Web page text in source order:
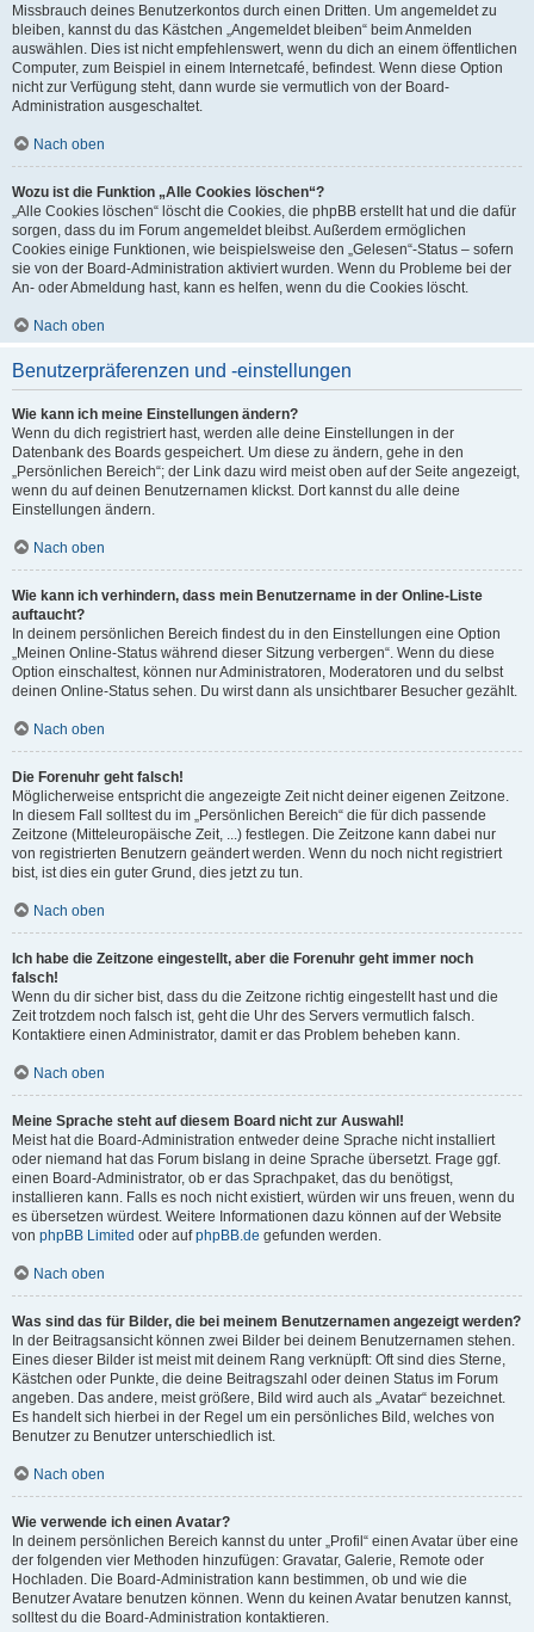
Missbrauch deines Benutzerkontos durch einen Dritten. Um angemeldet zu
bleiben, kannst du das Kästchen „Angemeldet bleiben“ beim Anmelden
auswählen. Dies ist nicht empfehlenswert, wenn du dich an einem öffentlichen
Computer, zum Beispiel in einem Internetcafé, befindest. Wenn diese Option
nicht zur Verfügung steht, dann wurde sie vermutlich von der Board-
Administration ausgeschaltet.
Nach oben
Wozu ist die Funktion „Alle Cookies löschen“?
„Alle Cookies löschen“ löscht die Cookies, die phpBB erstellt hat und die dafür
sorgen, dass du im Forum angemeldet bleibst. Außerdem ermöglichen
Cookies einige Funktionen, wie beispielsweise den „Gelesen“-Status – sofern
sie von der Board-Administration aktiviert wurden. Wenn du Probleme bei der
An- oder Abmeldung hast, kann es helfen, wenn du die Cookies löscht.
Nach oben
Benutzerpräferenzen und -einstellungen
Wie kann ich meine Einstellungen ändern?
Wenn du dich registriert hast, werden alle deine Einstellungen in der
Datenbank des Boards gespeichert. Um diese zu ändern, gehe in den
„Persönlichen Bereich“; der Link dazu wird meist oben auf der Seite angezeigt,
wenn du auf deinen Benutzernamen klickst. Dort kannst du alle deine
Einstellungen ändern.
Nach oben
Wie kann ich verhindern, dass mein Benutzername in der Online-Liste
auftaucht?
In deinem persönlichen Bereich findest du in den Einstellungen eine Option
„Meinen Online-Status während dieser Sitzung verbergen“. Wenn du diese
Option einschaltest, können nur Administratoren, Moderatoren und du selbst
deinen Online-Status sehen. Du wirst dann als unsichtbarer Besucher gezählt.
Nach oben
Die Forenuhr geht falsch!
Möglicherweise entspricht die angezeigte Zeit nicht deiner eigenen Zeitzone.
In diesem Fall solltest du im „Persönlichen Bereich“ die für dich passende
Zeitzone (Mitteleuropäische Zeit, ...) festlegen. Die Zeitzone kann dabei nur
von registrierten Benutzern geändert werden. Wenn du noch nicht registriert
bist, ist dies ein guter Grund, dies jetzt zu tun.
Nach oben
Ich habe die Zeitzone eingestellt, aber die Forenuhr geht immer noch
falsch!
Wenn du dir sicher bist, dass du die Zeitzone richtig eingestellt hast und die
Zeit trotzdem noch falsch ist, geht die Uhr des Servers vermutlich falsch.
Kontaktiere einen Administrator, damit er das Problem beheben kann.
Nach oben
Meine Sprache steht auf diesem Board nicht zur Auswahl!
Meist hat die Board-Administration entweder deine Sprache nicht installiert
oder niemand hat das Forum bislang in deine Sprache übersetzt. Frage ggf.
einen Board-Administrator, ob er das Sprachpaket, das du benötigst,
installieren kann. Falls es noch nicht existiert, würden wir uns freuen, wenn du
es übersetzen würdest. Weitere Informationen dazu können auf der Website
von phpBB Limited oder aufphpBB.de gefunden werden.
Nach oben
Was sind das für Bilder, die bei meinem Benutzernamen angezeigt werden?
In der Beitragsansicht können zwei Bilder bei deinem Benutzernamen stehen.
Eines dieser Bilder ist meist mit deinem Rang verknüpft: Oft sind dies Sterne,
Kästchen oder Punkte, die deine Beitragszahl oder deinen Status im Forum
angeben. Das andere, meist größere, Bild wird auch als „Avatar“ bezeichnet.
Es handelt sich hierbei in der Regel um ein persönliches Bild, welches von
Benutzer zu Benutzer unterschiedlich ist.
Nach oben
Wie verwende ich einen Avatar?
In deinem persönlichen Bereich kannst du unter „Profil“ einen Avatar über eine
der folgenden vier Methoden hinzufügen: Gravatar, Galerie, Remote oder
Hochladen. Die Board-Administration kann bestimmen, ob und wie die
Benutzer Avatare benutzen können. Wenn du keinen Avatar benutzen kannst,
solltest du die Board-Administration kontaktieren.